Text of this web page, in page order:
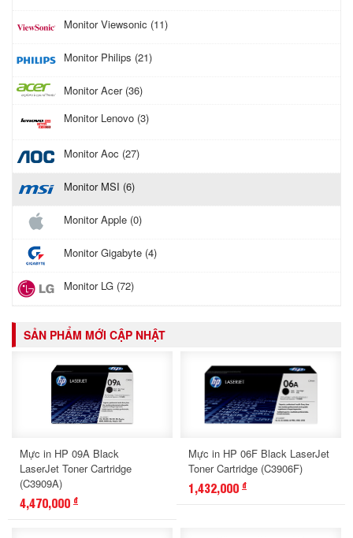
Monitor Viewsonic (11)
Monitor Philips (21)
Monitor Acer (36)
Monitor Lenovo (3)
Monitor Aoc (27)
Monitor MSI (6)
Monitor Apple (0)
Monitor Gigabyte (4)
Monitor LG (72)
SẢN PHẨM MỚI CẬP NHẬT
Mực in HP 09A Black
LaserJet Toner Cartridge
(C3909A)
4,470,000 đ
Mực in HP 06F Black LaserJet
Toner Cartridge (C3906F)
1,432,000 đ